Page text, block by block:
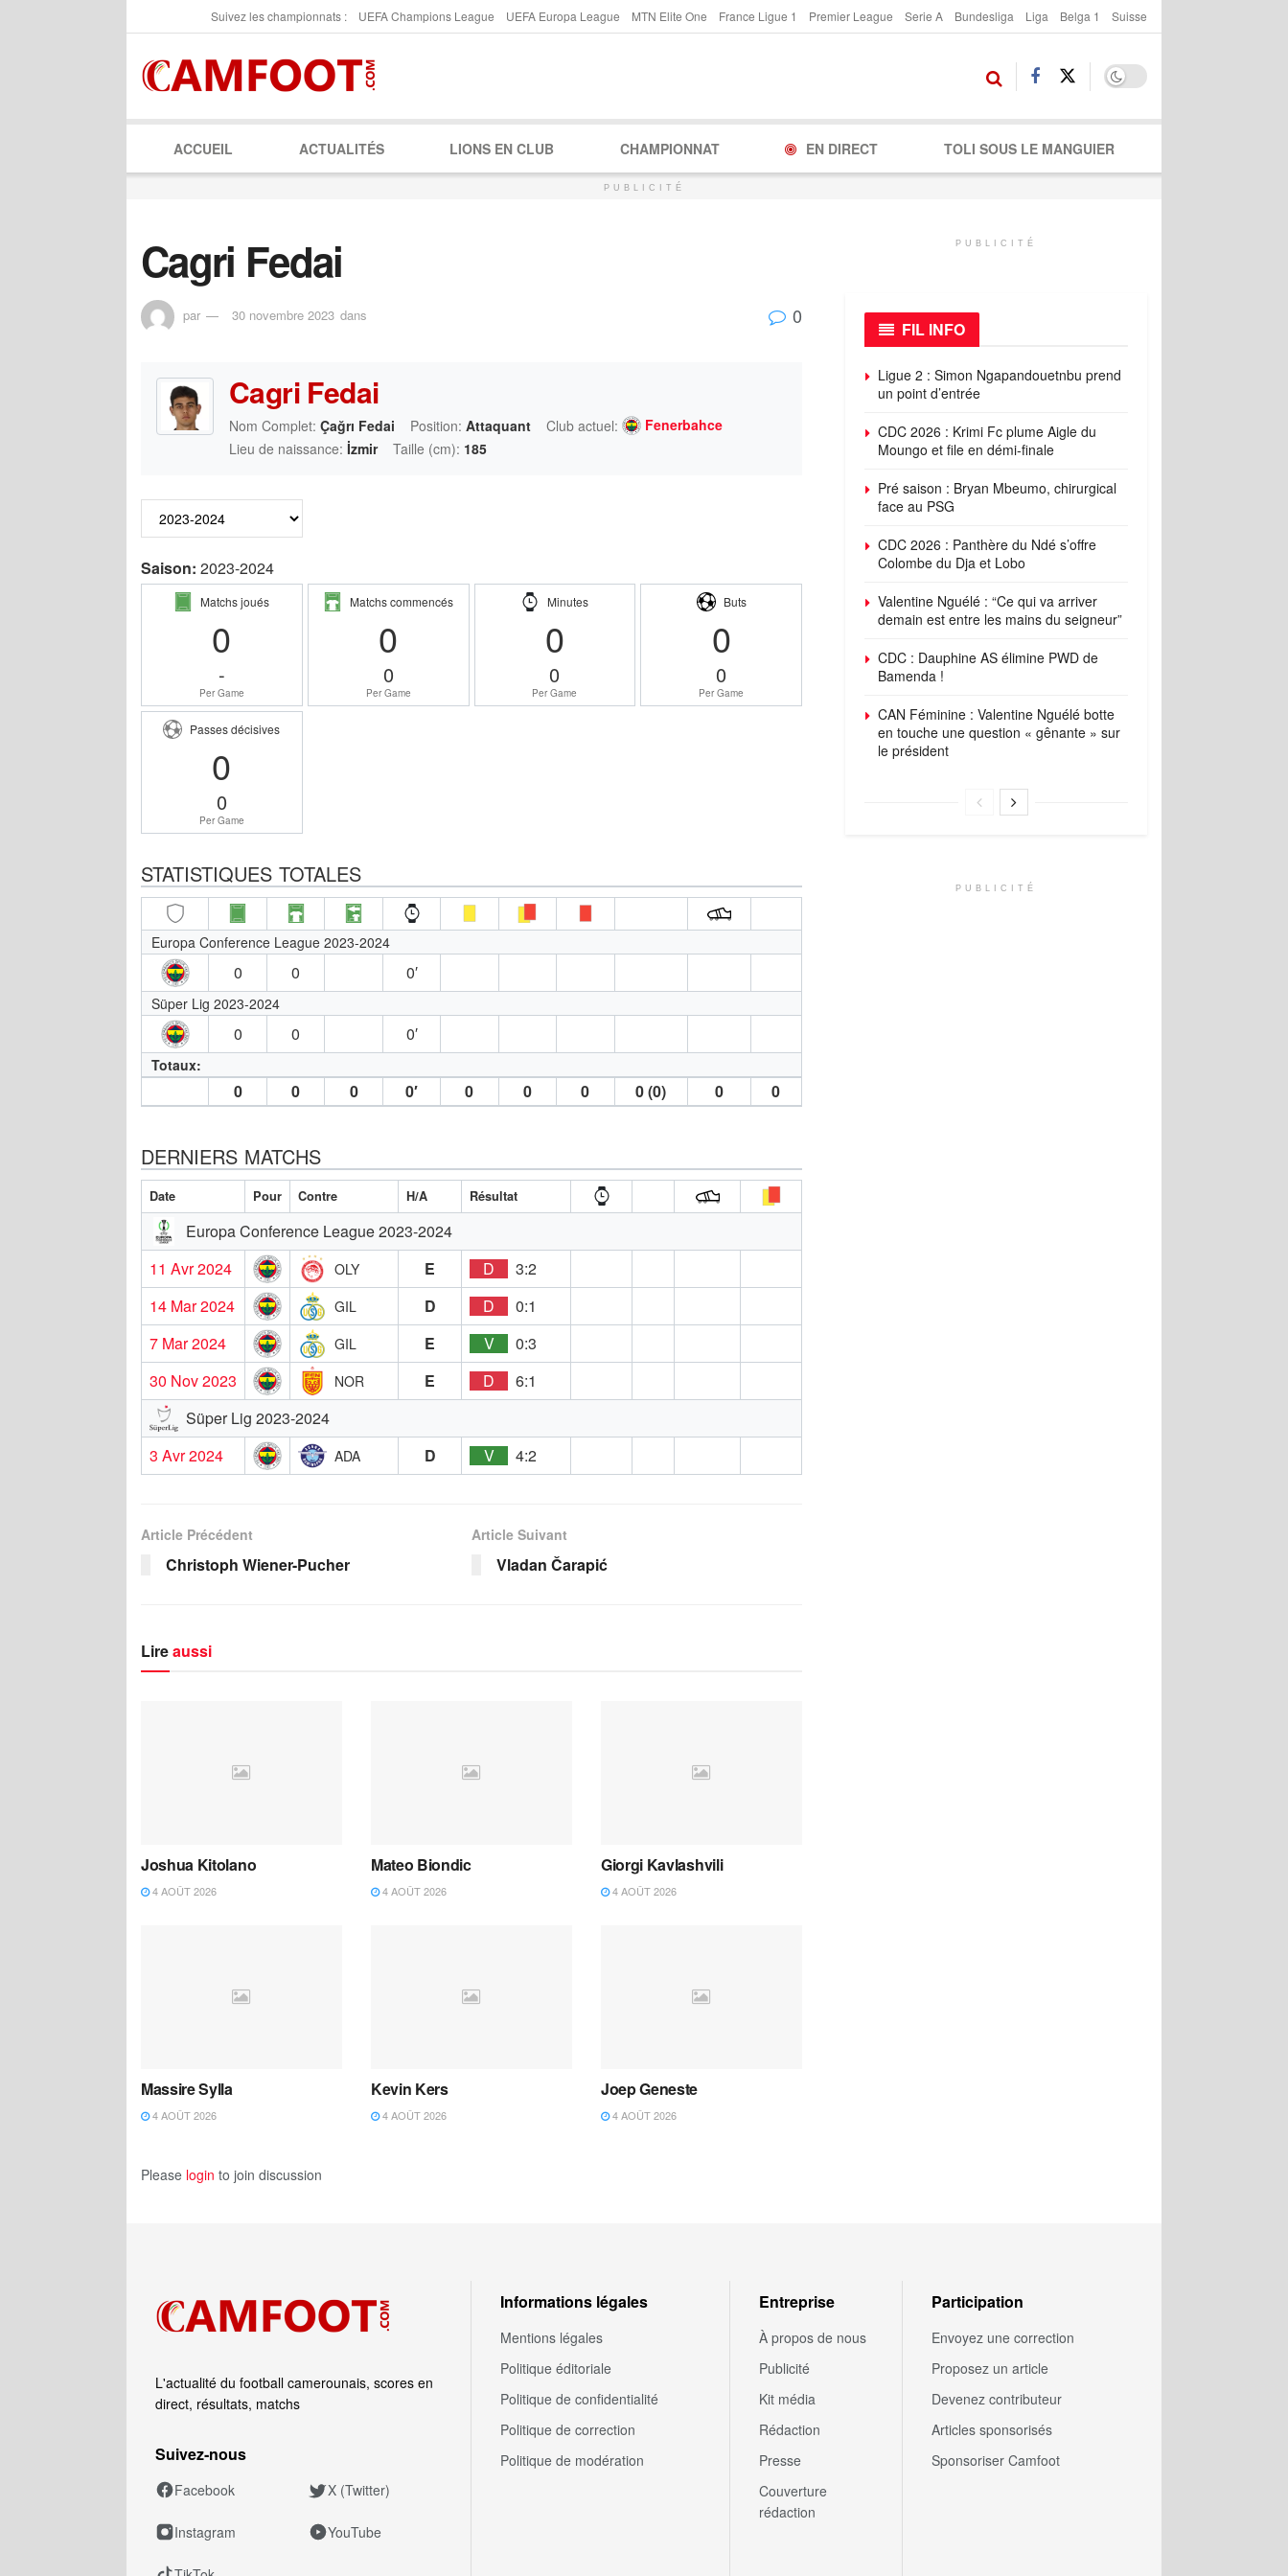
Suivez les championnats : UEFA Champions League UEFA Europa League MTN Elite One France Ligue 1 Premier League Serie A Bundesliga Liga Belga 1 Suisse
ACCUEIL ACTUALITÉS LIONS EN CLUB CHAMPIONNAT EN DIRECT TOLI SOUS LE MANGUIER
PUBLICITÉ
Cagri Fedai
par 30 novembre 2023 dans 0
Cagri Fedai
Nom Complet: Çağrı Fedai Position: Attaquant Club actuel:
Fenerbahce
Lieu de naissance: İzmir Taille (cm): 185
Saison: 2023-2024
Matchs joués
0
-
Per Game
Matchs commencés
0
0
Per Game
Minutes
0
0
Per Game
Buts
0
0
Per Game
Passes décisives
0
0
Per Game
STATISTIQUES TOTALES
Europa Conference League 2023-2024
0 0 0′
Süper Lig 2023-2024
0 0 0′
Totaux:
0 0 0 0′ 0 0 0 0 (0) 0 0
DERNIERS MATCHS
Date Pour Contre H/A Résultat
Europa Conference League 2023-2024
11 Avr 2024
OLY E D
3:2
14 Mar 2024
GIL D D
0:1
7 Mar 2024
GIL E V
0:3
30 Nov 2023
NOR E D
6:1
Süper Lig 2023-2024
3 Avr 2024
ADA D V 4:2
Article Précédent
Christoph Wiener-Pucher
Article Suivant
Vladan Čarapić
Lireaussi
Joshua Kitolano
4 AOÛT 2026
Mateo Biondic
4 AOÛT 2026
Giorgi Kavlashvili
4 AOÛT 2026
Massire Sylla
4 AOÛT 2026
Kevin Kers
4 AOÛT 2026
Joep Geneste
4 AOÛT 2026
Please login to join discussion
PUBLICITÉ
FIL INFO
Ligue 2 : Simon Ngapandouetnbu prend
un point d’entrée
CDC 2026 : Krimi Fc plume Aigle du
Moungo et file en démi-finale
Pré saison : Bryan Mbeumo, chirurgical
face au PSG
CDC 2026 : Panthère du Ndé s’offre
Colombe du Dja et Lobo
Valentine Nguélé : “Ce qui va arriver
demain est entre les mains du seigneur”
CDC : Dauphine AS élimine PWD de
Bamenda !
CAN Féminine : Valentine Nguélé botte
en touche une question « gênante » sur
le président
PUBLICITÉ
L'actualité du football camerounais, scores en
direct, résultats, matchs
Suivez‑nous
Facebook X (Twitter)
Instagram YouTube
Informations légales
Mentions légales
Politique éditoriale
Politique de confidentialité
Politique de correction
Politique de modération
Entreprise
À propos de nous
Publicité
Kit média
Rédaction
Presse
Couverture
rédaction
Participation
Envoyez une correction
Proposez un article
Devenez contributeur
Articles sponsorisés
Sponsoriser Camfoot